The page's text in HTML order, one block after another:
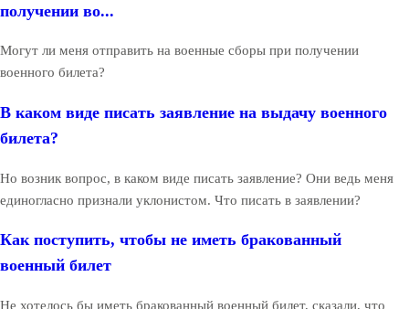
получении во...
Могут ли меня отправить на военные сборы при получении
военного билета?
В каком виде писать заявление на выдачу военного
билета?
Но возник вопрос, в каком виде писать заявление? Они ведь меня
единогласно признали уклонистом. Что писать в заявлении?
Как поступить, чтобы не иметь бракованный
военный билет
Не хотелось бы иметь бракованный военный билет, сказали, что